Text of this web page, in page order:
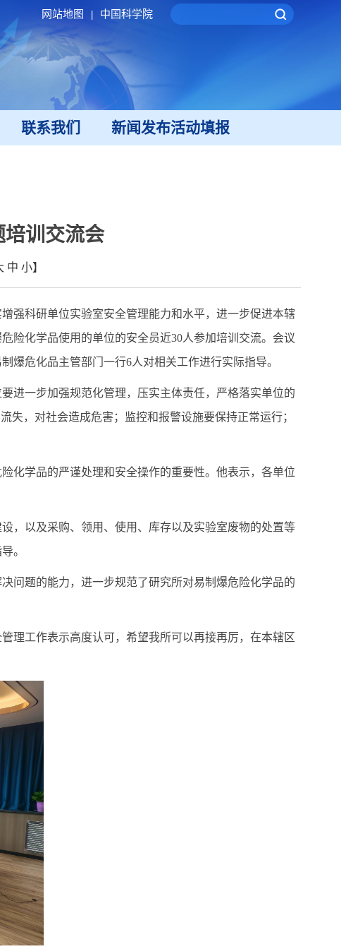
网站地图 中国科学院
联系我们 新闻发布活动填报
训交流会
中 小】
强科研单位实验室安全管理能力和水平，进一步促进本辖
险化学品使用的单位的安全员近30人参加培训交流。会议
爆危化品主管部门一行6人对相关工作进行实际指导。
进一步加强规范化管理，压实主体责任，严格落实单位的
失，对社会造成危害；监控和报警设施要保持正常运行；
化学品的严谨处理和安全操作的重要性。他表示，各单位
，以及采购、领用、使用、库存以及实验室废物的处置等
。
问题的能力，进一步规范了研究所对易制爆危险化学品的
理工作表示高度认可，希望我所可以再接再厉，在本辖区